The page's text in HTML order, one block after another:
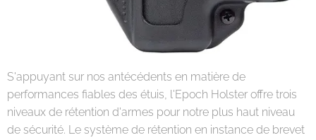
S'appuyant sur nos antécédents en matière de
performances fiables des étuis, l'Epoch Holster offre trois
niveaux de rétention d'armes pour notre plus haut niveau
de sécurité. Le système de rétention en instance de brevet